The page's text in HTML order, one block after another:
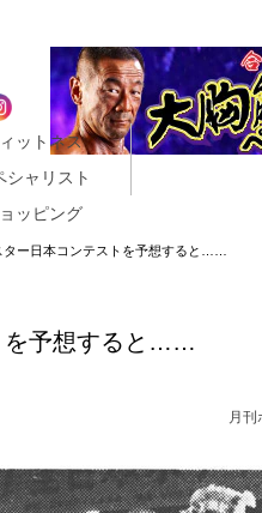
ットネス
シャリスト
ッピング
ター日本コンテストを予想すると……
を予想すると……
月